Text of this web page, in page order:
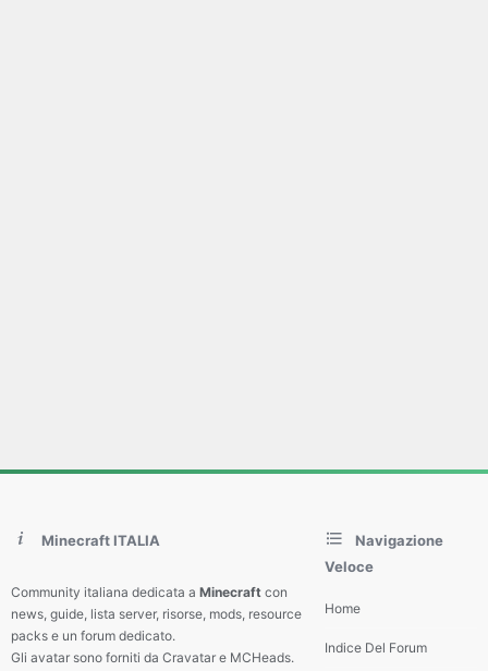
Minecraft ITALIA
Community italiana dedicata a Minecraft con
news, guide, lista server, risorse, mods, resource
packs e un forum dedicato.
Gli avatar sono forniti da Cravatar e MCHeads.
Navigazione
Veloce
Home
Indice Del Forum